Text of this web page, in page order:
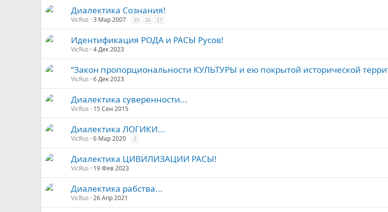
Диалектика Сознания!
VicRus 3 Мар 2007 25 26 27
Идентификация РОДА и РАСЫ Русов!
VicRus 4 Дек 2023
“Закон пропорциональности КУЛЬТУРЫ и ею покрытой исторической
VicRus 6 Дек 2023
Диалектика суверенности...
VicRus 15 Сен 2015
Диалектика ЛОГИКИ...
VicRus 6 Мар 2020 2
Диалектика ЦИВИЛИЗАЦИИ РАСЫ!
VicRus 19 Фев 2023
Диалектика рабства...
VicRus 26 Апр 2021